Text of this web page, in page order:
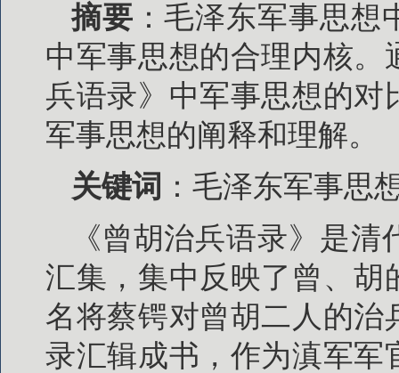
摘要 ：毛泽东军事思
中军事思想的合理内核
兵语录》中军事思想的
军事思想的阐释和理解。
关键词 ：毛泽东军事思
《曾胡治兵语录》是
汇集，集中反映了曾、胡
名将蔡锷对曾胡二人的
录汇辑成书，作为滇军军